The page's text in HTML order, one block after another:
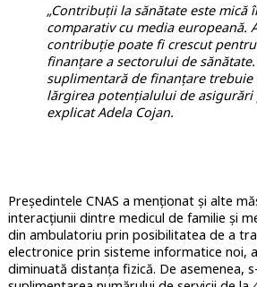
„Contribuții la sănătate este mică
comparativ cu media europeană.
contribuție poate fi crescut
finanțare a sectorului de sănătate.
suplimentară de finanțare trebuie
lărgirea potențialului de asigurări
explicat Adela Cojan.
Președintele CNAS a menționat și alte
interacțiunii dintre medicul de familie și
din ambulatoriu prin posibilitatea de a
electronice prin sisteme informatice noi,
diminuată distanța fizică. De asemenea,